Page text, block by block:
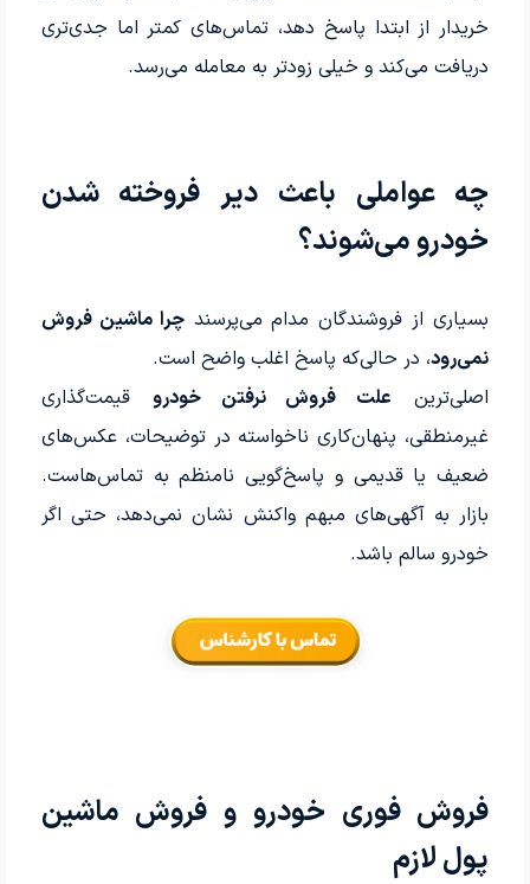
خریدار از ابتدا پاسخ دهد، تماس‌های کمتر اما جدی‌تری
دریافت می‌کند و خیلی زودتر به معامله می‌رسد.
چه عواملی باعث دیر فروخته شدن
خودرو می‌شوند؟
بسیاری از فروشندگان مدام می‌پرسندچرا ماشین فروش
نمی‌رود، در حالی‌که پاسخ اغلب واضح است.
اصلی‌ترین علت فروش نرفتن خودرو قیمت‌گذاری
غیرمنطقی، پنهان‌کاری ناخواسته در توضیحات، عکس‌های
ضعیف یا قدیمی و پاسخ‌گویی نامنظم به تماس‌هاست.
بازار به آگهی‌های مبهم واکنش نشان نمی‌دهد، حتی اگر
خودرو سالم باشد.
فروش فوری خودرو و فروش ماشین
پول لازم